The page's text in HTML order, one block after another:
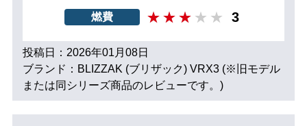
燃費 3
投稿日：2026年01月08日
ブランド：BLIZZAK (ブリザック) VRX3 (※旧モデル
または同シリーズ商品のレビューです。)